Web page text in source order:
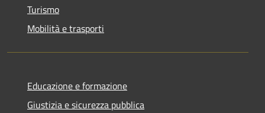
Turismo
Mobilità e trasporti
Educazione e formazione
Giustizia e sicurezza pubblica